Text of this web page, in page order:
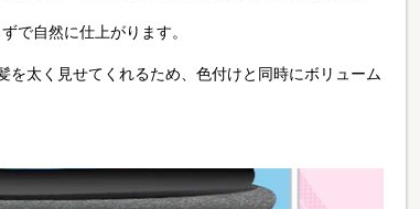
で自然に仕上がります。
を太く見せてくれるため、色付けと同時にボリューム